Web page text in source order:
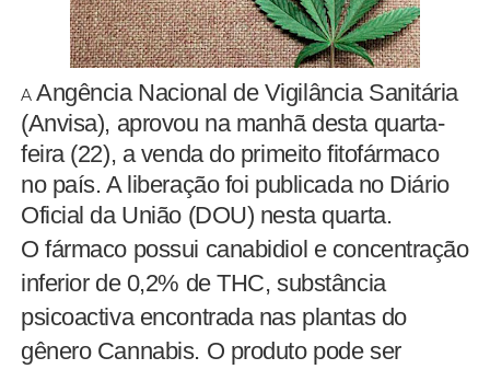
A Angência Nacional de Vigilância Sanitária
(Anvisa), aprovou na manhã desta quarta-
feira (22), a venda do primeito fitofármaco
no país. A liberação foi publicada no Diário
Oficial da União (DOU) nesta quarta.
O fármaco possui canabidiol e concentração
inferior de 0,2% de THC, substância
psicoactiva encontrada nas plantas do
gênero Cannabis. O produto pode ser